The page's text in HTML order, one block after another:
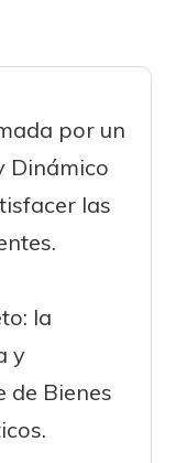
por un
Dinámico
las
la
y
de Bienes